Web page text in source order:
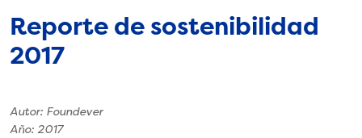
Reporte de sostenibilidad
2017
Autor: Foundever
Año: 2017